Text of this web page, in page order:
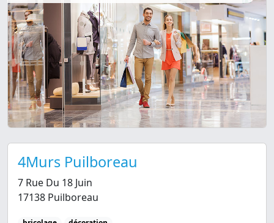
4Murs Puilboreau
7 Rue Du 18 Juin
17138 Puilboreau